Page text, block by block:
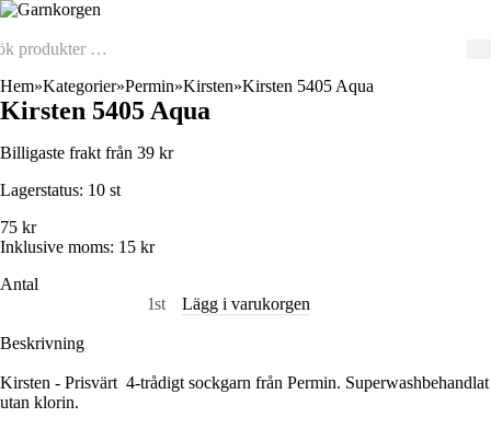
Hem Kategorier Permin Kirsten Kirsten 5405 Aqua
Kirsten 5405 Aqua
Billigaste frakt från 39 kr
Lagerstatus: 10 st
75 kr
Inklusive moms: 15 kr
Antal
st
Lägg i varukorgen
Beskrivning
Kirsten - Prisvärt 4-trådigt sockgarn från Permin. Superwashbehandlat
utan klorin.